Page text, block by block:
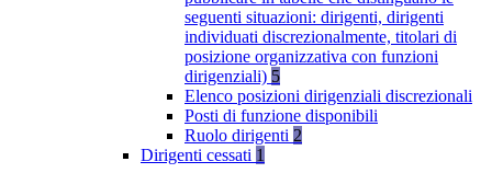
seguenti situazioni: dirigenti, dirigenti
individuati discrezionalmente, titolari di
posizione organizzativa con funzioni
dirigenziali) 5
Elenco posizioni dirigenziali discrezionali
Posti di funzione disponibili
Ruolo dirigenti 2
Dirigenti cessati 1